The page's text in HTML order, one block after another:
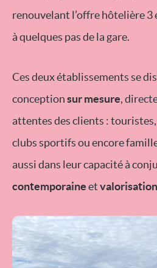
renouvelant l’offre hôtelière
à quelques pas de la gare.
Ces deux établissements se
conceptionsur mesure,
attentes des clients : touristes,
clubs sportifs ou encore
aussi dans leur capacité à
contemporaineet